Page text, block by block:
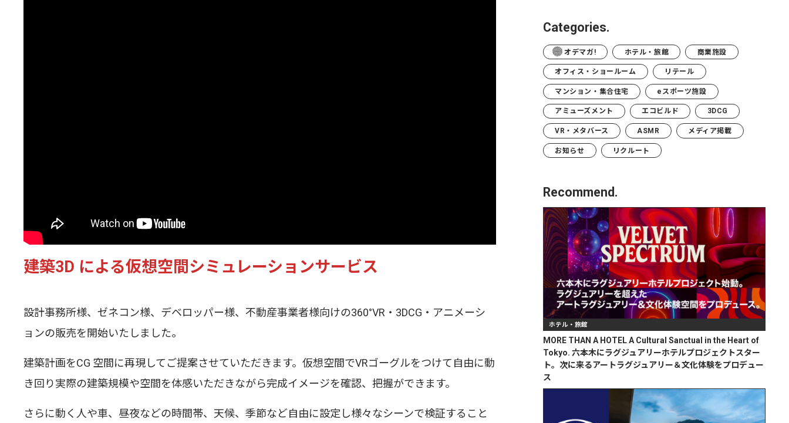
建築3D による仮想空間シミュレーションサービス
設計事務所様、ゼネコン様、デベロッパー様、不動産事業者様向けの360°VR・3DCG・アニメーシ
ョンの販売を開始いたしました。
建築計画をCG 空間に再現してご提案させていただきます。仮想空間でVRゴーグルをつけて自由に動
き回り実際の建築規模や空間を体感いただきながら完成イメージを確認、把握ができます。
さらに動く人や車、昼夜などの時間帯、天候、季節など自由に設定し様々なシーンで検証すること
Categories.
オデマガ! ホテル・旅館 商業施設
オフィス・ショールーム リテール
マンション・集合住宅 eスポーツ施設
アミューズメント エコビルド 3DCG
VR・メタバース ASMR メディア掲載
お知らせ リクルート
Recommend.
ホテル・旅館
MORE THAN A HOTEL A Cultural Sanctual in the Heart of
Tokyo. 六本木にラグジュアリーホテルプロジェクトスター
ト。次に来るアートラグジュアリー＆文化体験をプロデュー
ス